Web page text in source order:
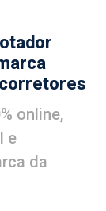
online,
e
da